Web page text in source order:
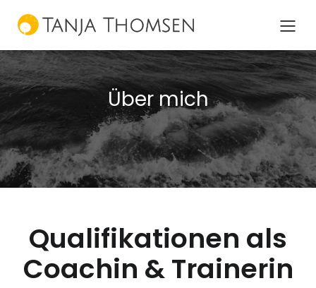
Über mich
Qualifikationen als
Coachin & Trainerin